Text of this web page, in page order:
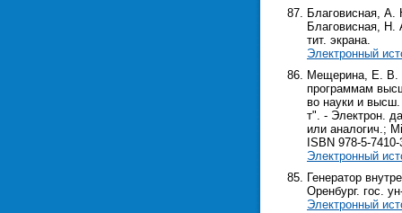
Благовисная, А.
Благовисная,
тит. экрана.
Электронный
Мещерина, Е. В.
программам
во науки и
т". - Электрон.
или аналогич.;
ISBN 978-5-
Электронный
Генератор
Оренбург. гос.
Электронный